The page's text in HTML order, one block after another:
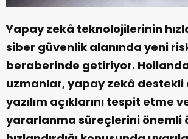
Yapay zekâ teknolojilerinin
siber güvenlik alanında yeni
beraberinde getiriyor.
uzmanlar, yapay zekâ destekli
yazılım açıklarını tespit etme
yararlanma süreçlerini önemli